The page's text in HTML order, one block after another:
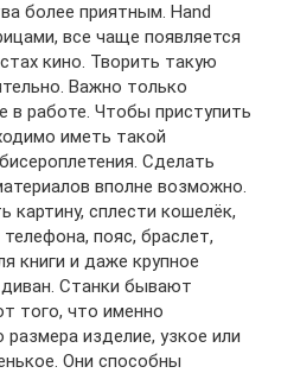
более приятным. Hand
все чаще появляется
кино. Творить такую
Важно только
в работе. Чтобы приступить
иметь такой
Сделать
вполне возможно.
сплести кошелёк,
пояс, браслет,
книги и даже крупное
Станки бывают
того, что именно
размера изделие, узкое или
Они способны